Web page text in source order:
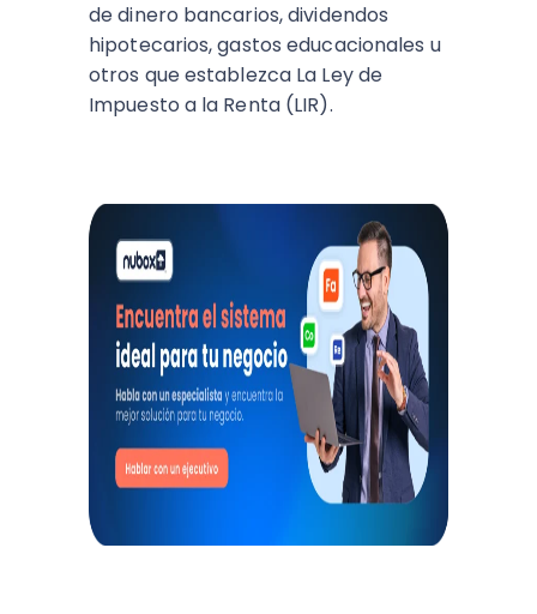
de dinero bancarios, dividendos
hipotecarios, gastos educacionales u
otros que establezca La Ley de
Impuesto a la Renta (LIR).